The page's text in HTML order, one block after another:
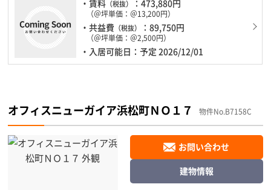
・賃料 （税抜） ：473,880円
（＠坪単価：＠13,200円）
・共益費 （税抜） ：89,750円
（＠坪単価：＠2,500円）
・入居可能日：予定 2026/12/01
オフィスニューガイア浜松町ＮＯ１７ 物件No.B7158C
お問い合わせ
建物情報